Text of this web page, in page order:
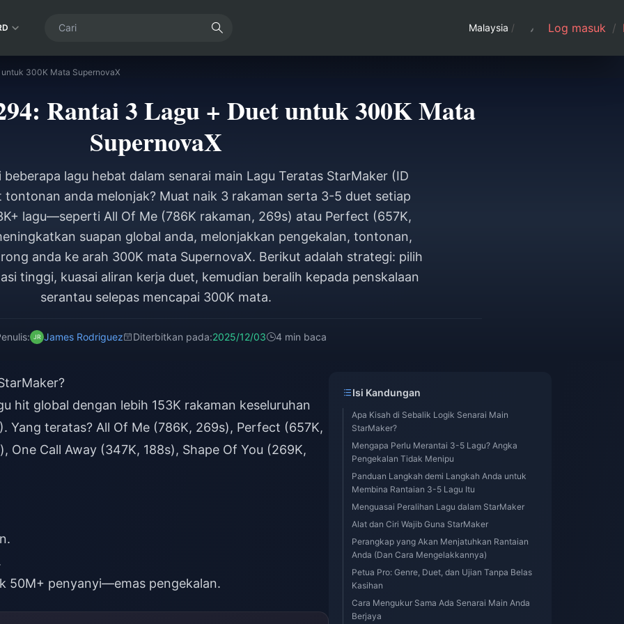
Malaysia / Log masuk /
300K Mata SupernovaX
Rantai 3 Lagu + Duet untuk 300K Mata
SupernovaX
lagu hebat dalam senarai main Lagu Teratas StarMaker (ID
anda melonjak? Muat naik 3 rakaman serta 3-5 duet setiap
lagu—seperti All Of Me (786K rakaman, 269s) atau Perfect (657K,
suapan global anda, melonjakkan pengekalan, tontonan,
anda ke arah 300K mata SupernovaX. Berikut adalah strategi: pilih
tinggi, kuasai aliran kerja duet, kemudian beralih kepada penskalaan
serantau selepas mencapai 300K mata.
James Rodriguez Diterbitkan pada:2025/12/03 4 min baca
hit global dengan lebih 153K rakaman keseluruhan
Yang teratas? All Of Me (786K, 269s), Perfect (657K,
One Call Away (347K, 188s), Shape Of You (269K,
50M+ penyanyi—emas pengekalan.
Isi Kandungan
Apa Kisah di Sebalik Logik Senarai Main
StarMaker?
Mengapa Perlu Merantai 3-5 Lagu? Angka
Pengekalan Tidak Menipu
Panduan Langkah demi Langkah Anda untuk
Membina Rantaian 3-5 Lagu Itu
Menguasai Peralihan Lagu dalam StarMaker
Alat dan Ciri Wajib Guna StarMaker
Perangkap yang Akan Menjatuhkan Rantaian
Anda (Dan Cara Mengelakkannya)
Petua Pro: Genre, Duet, dan Ujian Tanpa Belas
Kasihan
Cara Mengukur Sama Ada Senarai Main Anda
Berjaya